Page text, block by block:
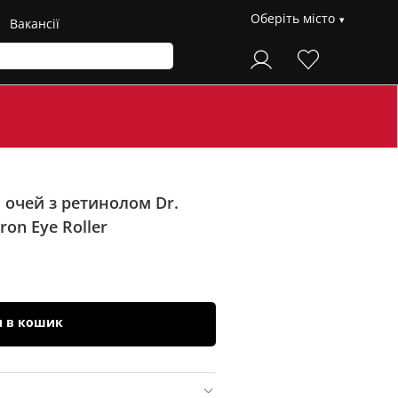
Вакансії Оберіть місто
з ретинолом Dr.
Eye Roller
в кошик